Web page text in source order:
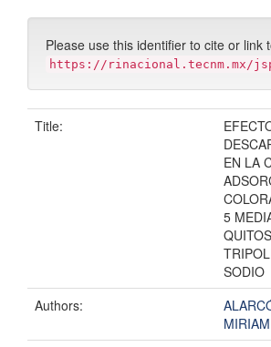
Please use this identifier to cite or link
https://rinacional.tecnm.mx/
Title:
EN LA
5
SODIO
Authors:
MIRIAM